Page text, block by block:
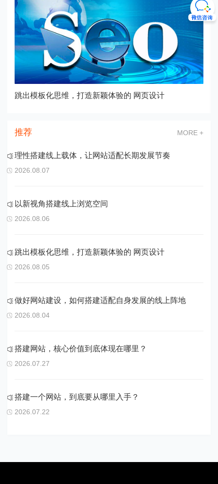
跳出模板化思维，打造新颖体验的 网页设计
推荐 MORE +
理性搭建线上载体，让网站适配长期发展节奏
2026.08.07
以新视角搭建线上浏览空间
2026.08.06
跳出模板化思维，打造新颖体验的 网页设计
2026.08.05
做好网站建设，如何搭建适配自身发展的线上阵地
2026.08.04
搭建网站，核心价值到底体现在哪里？
2026.07.27
搭建一个网站，到底要从哪里入手？
2026.07.22